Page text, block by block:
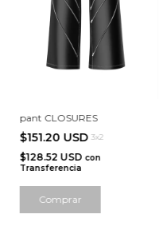
pant CLOSURES
$151.20 USD 3x2
$128.52 USD con
Transferencia
Comprar